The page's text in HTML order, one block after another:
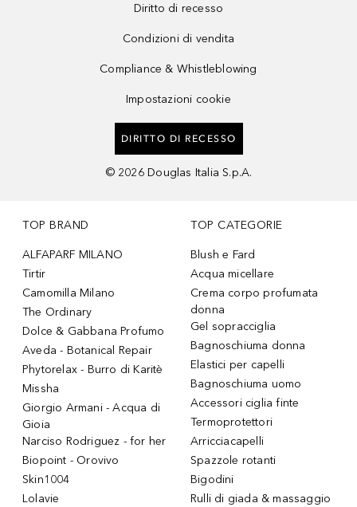
Diritto di recesso
Condizioni di vendita
Compliance & Whistleblowing
Impostazioni cookie
DIRITTO DI RECESSO
© 2026 Douglas Italia S.p.A.
TOP BRAND
ALFAPARF MILANO
Tirtir
Camomilla Milano
The Ordinary
Dolce & Gabbana Profumo
Aveda - Botanical Repair
Phytorelax - Burro di Karitè
Missha
Giorgio Armani - Acqua di
Gioia
Narciso Rodriguez - for her
Biopoint - Orovivo
Skin1004
Lolavie
TOP CATEGORIE
Blush e Fard
Acqua micellare
Crema corpo profumata
donna
Gel sopracciglia
Bagnoschiuma donna
Elastici per capelli
Bagnoschiuma uomo
Accessori ciglia finte
Termoprotettori
Arricciacapelli
Spazzole rotanti
Bigodini
Rulli di giada & massaggio